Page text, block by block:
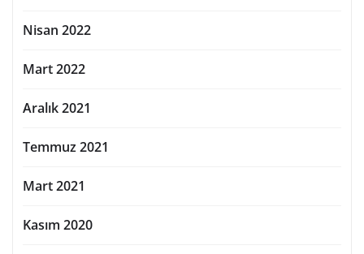
Nisan 2022
Mart 2022
Aralık 2021
Temmuz 2021
Mart 2021
Kasım 2020